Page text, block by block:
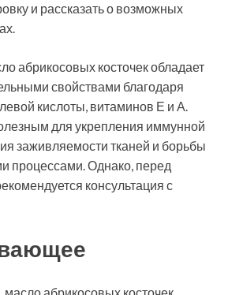
и рассказать о возможных
абрикосовых косточек обладает
свойствами благодаря
кислоты, витаминов Е и А.
для укрепления иммунной
заживляемости тканей и борьбы
процессами. Однако, перед
консультация с